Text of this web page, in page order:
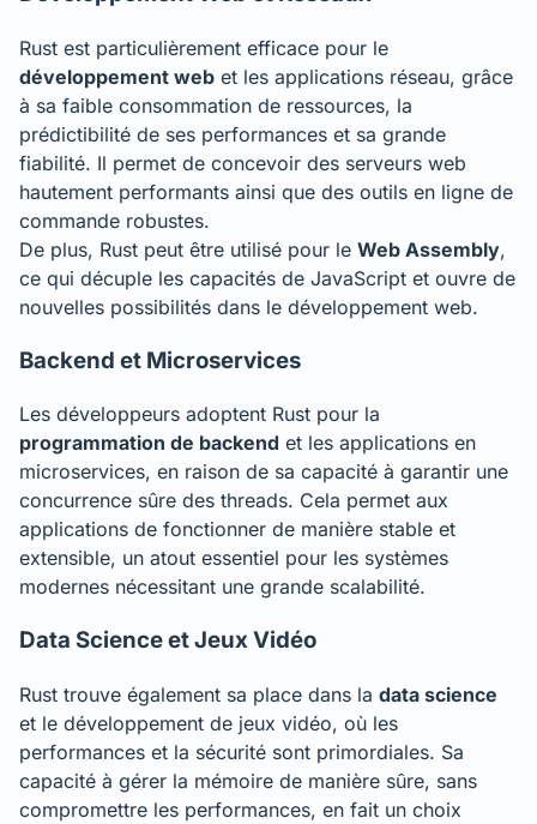
Rust est particulièrement efficace pour le
développement web et les applications réseau, grâce
à sa faible consommation de ressources, la
prédictibilité de ses performances et sa grande
fiabilité. Il permet de concevoir des serveurs web
hautement performants ainsi que des outils en ligne de
commande robustes.
De plus, Rust peut être utilisé pour le Web Assembly,
ce qui décuple les capacités de JavaScript et ouvre de
nouvelles possibilités dans le développement web.
Backend et Microservices
Les développeurs adoptent Rust pour la
programmation de backend et les applications en
microservices, en raison de sa capacité à garantir une
concurrence sûre des threads. Cela permet aux
applications de fonctionner de manière stable et
extensible, un atout essentiel pour les systèmes
modernes nécessitant une grande scalabilité.
Data Science et Jeux Vidéo
Rust trouve également sa place dans la data science
et le développement de jeux vidéo, où les
performances et la sécurité sont primordiales. Sa
capacité à gérer la mémoire de manière sûre, sans
compromettre les performances, en fait un choix